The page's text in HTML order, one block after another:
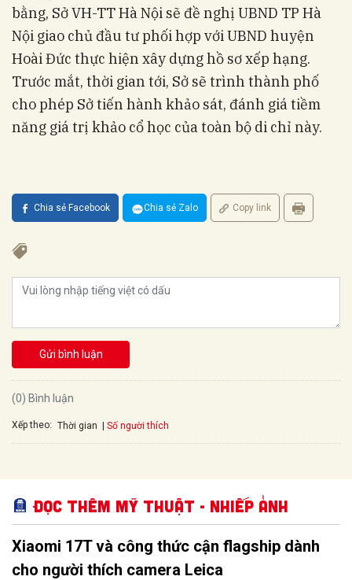
bằng, Sở VH-TT Hà Nội sẽ đề nghị UBND TP Hà
Nội giao chủ đầu tư phối hợp với UBND huyện
Hoài Đức thực hiện xây dựng hồ sơ xếp hạng.
Trước mắt, thời gian tới, Sở sẽ trình thành phố
cho phép Sở tiến hành khảo sát, đánh giá tiềm
năng giá trị khảo cổ học của toàn bộ di chỉ này.
Chia sẻ Facebook Chia sẻ Zalo Copy link
Gửi bình luận
(0) Bình luận
Xếp theo: Thời gian Số người thích
Đọc thêm Mỹ thuật - Nhiếp ảnh
Xiaomi 17T và công thức cận flagship dành
cho người thích camera Leica